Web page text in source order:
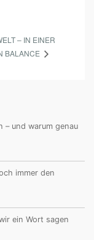
– IN EINER
BALANCE
– und warum genau
immer den
ein Wort sagen